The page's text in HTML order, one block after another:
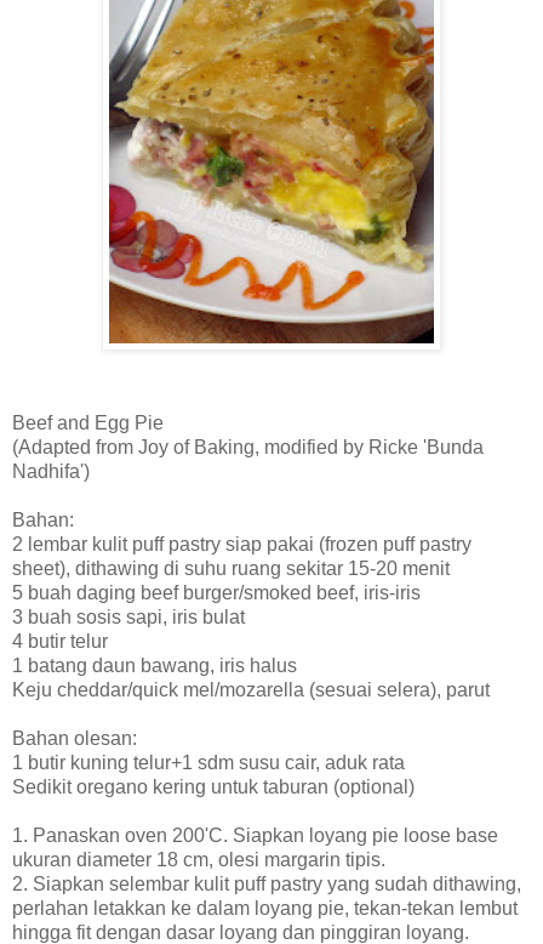
Beef and Egg Pie
(Adapted from Joy of Baking, modified by Ricke 'Bunda
Nadhifa')
Bahan:
2 lembar kulit puff pastry siap pakai (frozen puff pastry
sheet), dithawing di suhu ruang sekitar 15-20 menit
5 buah daging beef burger/smoked beef, iris-iris
3 buah sosis sapi, iris bulat
4 butir telur
1 batang daun bawang, iris halus
Keju cheddar/quick mel/mozarella (sesuai selera), parut
Bahan olesan:
1 butir kuning telur+1 sdm susu cair, aduk rata
Sedikit oregano kering untuk taburan (optional)
1. Panaskan oven 200'C. Siapkan loyang pie loose base
ukuran diameter 18 cm, olesi margarin tipis.
2. Siapkan selembar kulit puff pastry yang sudah dithawing,
perlahan letakkan ke dalam loyang pie, tekan-tekan lembut
hingga fit dengan dasar loyang dan pinggiran loyang.